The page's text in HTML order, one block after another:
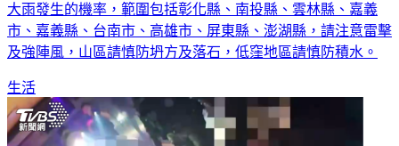
大雨發生的機率，範圍包括彰化縣、南投縣、雲林縣、嘉義
市、嘉義縣、台南市、高雄市、屏東縣、澎湖縣，請注意雷擊
及強陣風，山區請慎防坍方及落石，低窪地區請慎防積水。
生活